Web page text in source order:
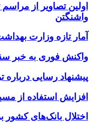
اولین تصاویر از
واشنگتن
آمار تازه وزارت
واکنش فوری به خبر
پیشنهاد رسایی درباره
افزایش استفاده از
اختلال بانک‌های